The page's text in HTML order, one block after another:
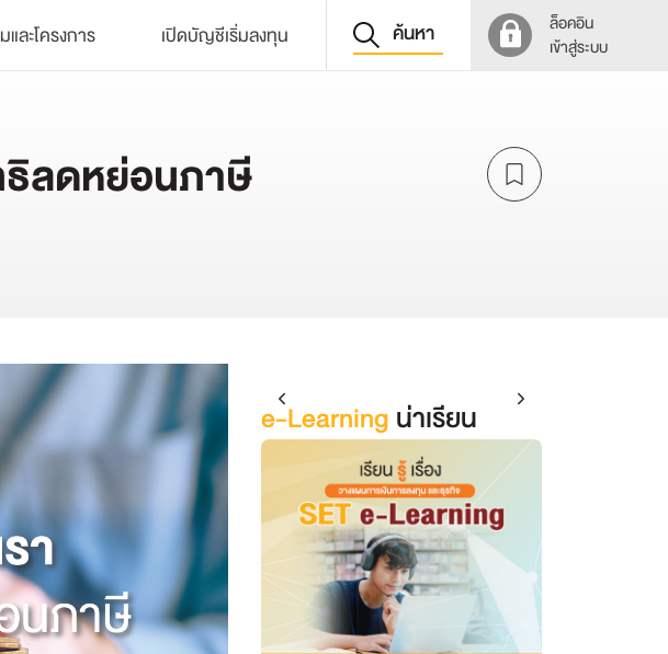
ละโครงการ เปิดบัญชีเริ่มลงทุน ค้นหา
ล็อคอิน
เข้าสู่ระบบ
ธิลดหย่อนภาษี
e-Learning น่าเรียน